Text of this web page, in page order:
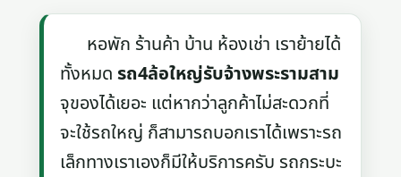
หอพัก ร้านค้า บ้าน ห้องเช่า เราย้ายได้
ทั้งหมดรถ4ล้อใหญ่รับจ้างพระรามสาม
จุของได้เยอะ แต่หากว่าลูกค้าไม่สะดวกที่
จะใช้รถใหญ่ ก็สามารถบอกเราได้เพราะรถ
เล็กทางเราเองก็มีให้บริการครับ รถกระบะ